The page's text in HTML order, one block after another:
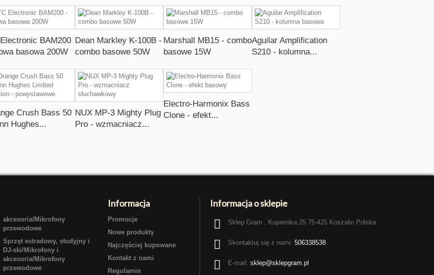
BAM200
basowa 200W
Dean Markley K-100B -
combo basowe 50W
Marshall MB15 - combo
basowe 15W
Aguilar Amplification
S210 - kolumna...
Crush Bass 50
Hughes...
NUX MP-3 Mighty Plug
Pro - wzmacniacz...
Electro-Harmonix Bass
Clone - efekt...
akcesoria/Mikrofony
przewodowe
Sprzęt estradowy, studyjny i
DJ-ski/Mikrofony i
akcesoria/Mikrofony
przewodowe
Informacja
Promocje
Nowe produkty
Najczęściej kupowane
Kontakt z nami
Regulamin
Informacja o sklepie
Sklep Gram , Kopernika 25 75-425 Koszalin Polska
Skontaktuj się z nami: 506338538
E-mail: sklep@sklepgram.pl